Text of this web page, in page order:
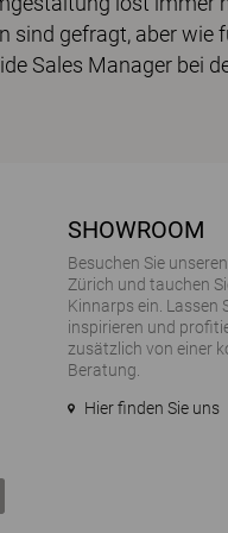
sind gefragt, aber wie
Sales Manager bei
SHOWROOM
Besuchen Sie
Zürich und tauchen
Kinnarps ein. Lassen
inspirieren und
zusätzlich von einer
Beratung.
Hier finden Sie uns